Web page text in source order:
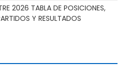
2026 TABLA DE POSICIONES,
Y RESULTADOS